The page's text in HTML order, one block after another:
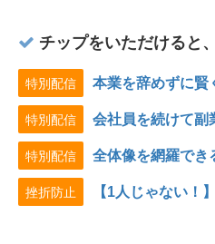
チップをいただけると
特別配信 本業を辞めずに賢
特別配信 会社員を続けて副
特別配信 全体像を網羅でき
挫折防止 【1人じゃない！